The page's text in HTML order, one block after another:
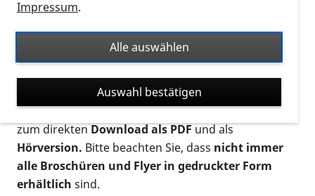
Ort. Nutzen Sie den Formatfilter, um ausschließlich
nach Flyern und Broschüren, Audios oder Videos zu
suchen. Die meisten Flyer und Broschüren werden in
verschiedenen Formaten angeboten: zur
postalischen Bestellung als gedruckte Variante
zum direktenDownload als PDFund als
Hörversion. Bitte beachten Sie, dass nicht immer
alle Broschüren und Flyer in gedruckter Form
erhältlich sind.
Impressum.
Alle auswählen
Auswahl bestätigen